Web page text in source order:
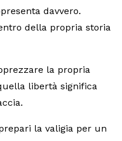
davvero.
della propria storia
la propria
libertà significa
la valigia per un